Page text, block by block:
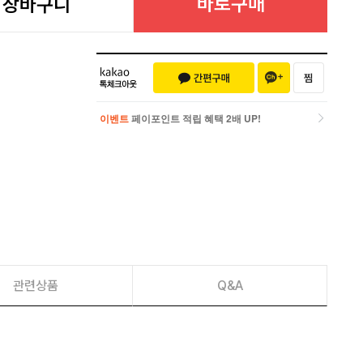
이벤트 페이포인트 적립 혜택 2배 UP!
관련상품 Q&A